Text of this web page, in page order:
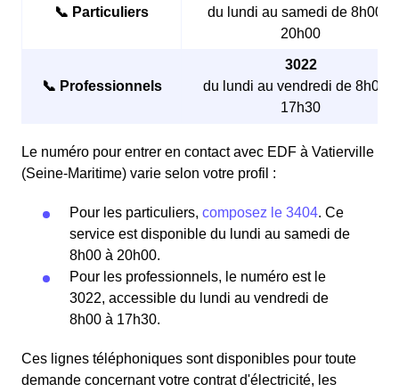
📞 Particuliers
du lundi au samedi de 8h00 à
20h00
📞 Professionnels
3022
du lundi au vendredi de 8h00 à
17h30
Le numéro pour entrer en contact avec EDF à Vatierville
(Seine-Maritime) varie selon votre profil :
Pour les particuliers, composez le 3404. Ce
service est disponible du lundi au samedi de
8h00 à 20h00.
Pour les professionnels, le numéro est le
3022, accessible du lundi au vendredi de
8h00 à 17h30.
Ces lignes téléphoniques sont disponibles pour toute
demande concernant votre contrat d'électricité, les